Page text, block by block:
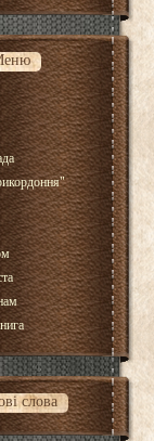
слова